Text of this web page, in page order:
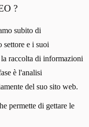
?
subito di
settore e i suoi
raccolta di informazioni
è l'analisi
del suo sito web.
permette di gettare le